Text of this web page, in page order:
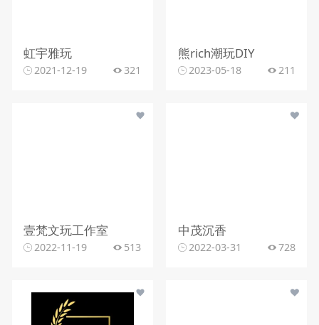
虹宇雅玩
2021-12-19 321
熊rich潮玩DIY
2023-05-18 211
壹梵文玩工作室
2022-11-19 513
中茂沉香
2022-03-31 728